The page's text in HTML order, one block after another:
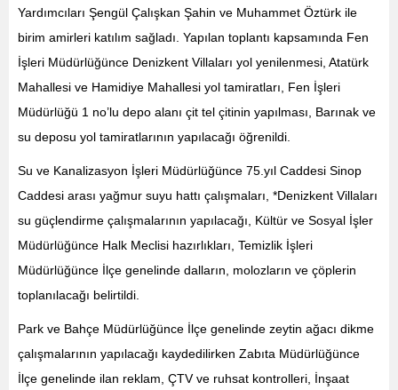
Yardımcıları Şengül Çalışkan Şahin ve Muhammet Öztürk ile
birim amirleri katılım sağladı. Yapılan toplantı kapsamında Fen
İşleri Müdürlüğünce Denizkent Villaları yol yenilenmesi, Atatürk
Mahallesi ve Hamidiye Mahallesi yol tamiratları, Fen İşleri
Müdürlüğü 1 no’lu depo alanı çit tel çitinin yapılması, Barınak ve
su deposu yol tamiratlarının yapılacağı öğrenildi.
Su ve Kanalizasyon İşleri Müdürlüğünce 75.yıl Caddesi Sinop
Caddesi arası yağmur suyu hattı çalışmaları, *Denizkent Villaları
su güçlendirme çalışmalarının yapılacağı, Kültür ve Sosyal İşler
Müdürlüğünce Halk Meclisi hazırlıkları, Temizlik İşleri
Müdürlüğünce İlçe genelinde dalların, molozların ve çöplerin
toplanılacağı belirtildi.
Park ve Bahçe Müdürlüğünce İlçe genelinde zeytin ağacı dikme
çalışmalarının yapılacağı kaydedilirken Zabıta Müdürlüğünce
İlçe genelinde ilan reklam, ÇTV ve ruhsat kontrolleri, İnşaat